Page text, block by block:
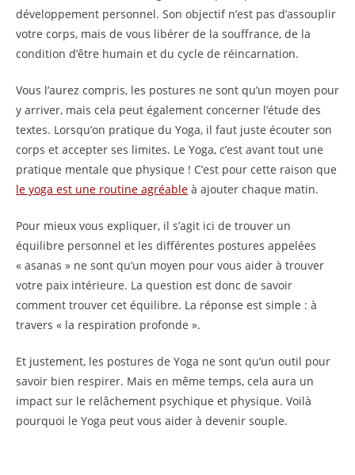
développement personnel. Son objectif n’est pas d’assouplir
votre corps, mais de vous libérer de la souffrance, de la
condition d’être humain et du cycle de réincarnation.
Vous l’aurez compris, les postures ne sont qu’un moyen pour
y arriver, mais cela peut également concerner l’étude des
textes. Lorsqu’on pratique du Yoga, il faut juste écouter son
corps et accepter ses limites. Le Yoga, c’est avant tout une
pratique mentale que physique ! C’est pour cette raison que
le yoga est une routine agréable à ajouter chaque matin.
Pour mieux vous expliquer, il s’agit ici de trouver un
équilibre personnel et les différentes postures appelées
« asanas » ne sont qu’un moyen pour vous aider à trouver
votre paix intérieure. La question est donc de savoir
comment trouver cet équilibre. La réponse est simple : à
travers « la respiration profonde ».
Et justement, les postures de Yoga ne sont qu’un outil pour
savoir bien respirer. Mais en même temps, cela aura un
impact sur le relâchement psychique et physique. Voilà
pourquoi le Yoga peut vous aider à devenir souple.